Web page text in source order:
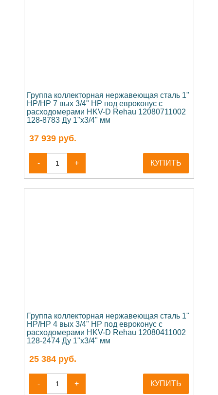
Группа коллекторная нержавеющая сталь 1"
НР/НР 7 вых 3/4" НР под евроконус с
расходомерами HKV-D Rehau 12080711002
128-8783 Ду 1"х3/4" мм
37 939 руб.
- + КУПИТЬ
Группа коллекторная нержавеющая сталь 1"
НР/НР 4 вых 3/4" НР под евроконус с
расходомерами HKV-D Rehau 12080411002
128-2474 Ду 1"х3/4" мм
25 384 руб.
- + КУПИТЬ